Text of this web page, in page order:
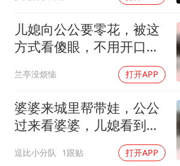
儿媳向公公要零花，被这
方式看傻眼，不用开口就
兰亭没烦恼 打开APP
婆婆来城里帮带娃，公公
过来看婆婆，儿媳看到这
逗比小分队 1跟贴 打开APP